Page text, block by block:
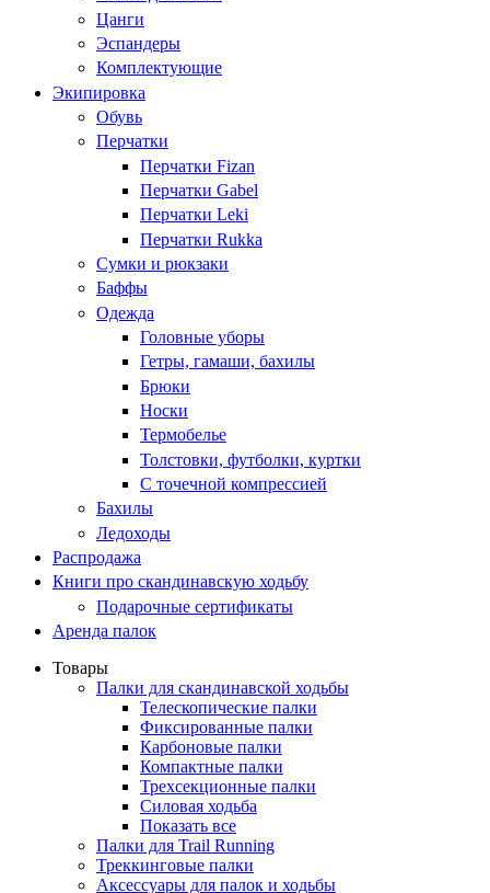
Цанги
Эспандеры
Комплектующие
Экипировка
Обувь
Перчатки
Перчатки Fizan
Перчатки Gabel
Перчатки Leki
Перчатки Rukka
Сумки и рюкзаки
Баффы
Одежда
Головные уборы
Гетры, гамаши, бахилы
Брюки
Носки
Термобелье
Толстовки, футболки, куртки
С точечной компрессией
Бахилы
Ледоходы
Распродажа
Книги про скандинавскую ходьбу
Подарочные сертификаты
Аренда палок
Товары
Палки для скандинавской ходьбы
Телескопические палки
Фиксированные палки
Карбоновые палки
Компактные палки
Трехсекционные палки
Силовая ходьба
Показать все
Палки для Trail Running
Треккинговые палки
Аксессуары для палок и ходьбы